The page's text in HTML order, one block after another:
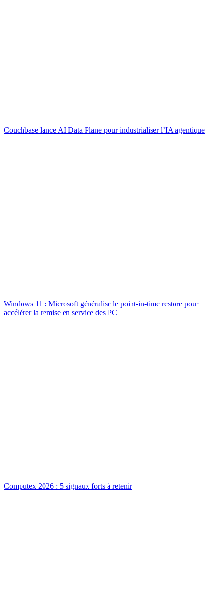
Couchbase lance AI Data Plane pour industrialiser l’IA agentique
Windows 11 : Microsoft généralise le point-in-time restore pour
accélérer la remise en service des PC
Computex 2026 : 5 signaux forts à retenir